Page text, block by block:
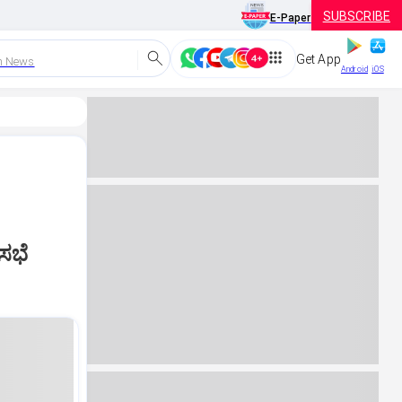
E-Paper SUBSCRIBE
News Get App
Android iOS